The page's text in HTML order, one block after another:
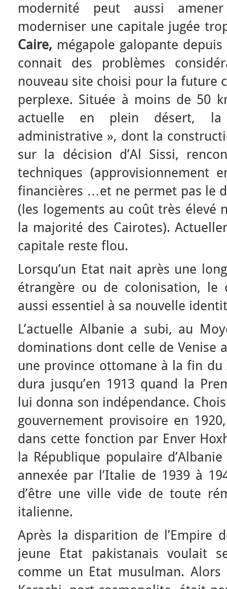
modernité peut aussi
moderniser une capitale jugée
Caire, mégapole galopante
connait des problèmes
nouveau site choisi pour la future
perplexe. Située à moins de 50
actuelle en plein désert, la
administrative », dont la
sur la décision d’Al Sissi,
techniques (approvisionnement
financières …et ne permet pas le
(les logements au coût très élevé
la majorité des Cairotes).
capitale reste flou.
Lorsqu’un Etat nait après une
étrangère ou de colonisation, le
aussi essentiel à sa nouvelle
L’actuelle Albanie a subi, au
dominations dont celle de Venise
une province ottomane à la fin du
dura jusqu’en 1913 quand la
lui donna son indépendance.
gouvernement provisoire en
dans cette fonction par Enver
la République populaire
annexée par l’Italie de 1939 à
d’être une ville vide de toute
italienne.
Après la disparition de l’Empire
jeune Etat pakistanais voulait
comme un Etat musulman.